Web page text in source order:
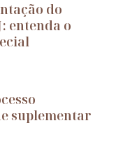
do
entenda o
suplementar